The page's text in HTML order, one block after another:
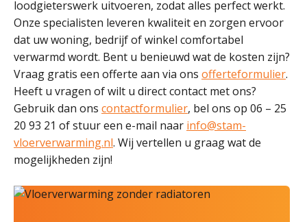
loodgieterswerk uitvoeren, zodat alles perfect werkt.
Onze specialisten leveren kwaliteit en zorgen ervoor
dat uw woning, bedrijf of winkel comfortabel
verwarmd wordt. Bent u benieuwd wat de kosten zijn?
Vraag gratis een offerte aan via ons offerteformulier.
Heeft u vragen of wilt u direct contact met ons?
Gebruik dan ons contactformulier, bel ons op 06 – 25
20 93 21 of stuur een e-mail naar info@stam-
vloerverwarming.nl. Wij vertellen u graag wat de
mogelijkheden zijn!